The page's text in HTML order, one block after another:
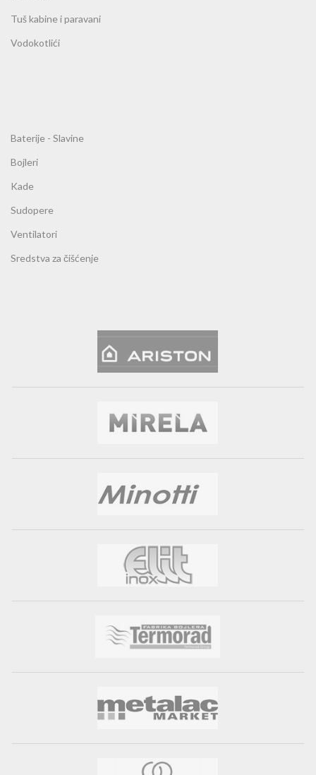
Tuš kabine i paravani
Vodokotlići
Baterije - Slavine
Bojleri
Kade
Sudopere
Ventilatori
Sredstva za čišćenje